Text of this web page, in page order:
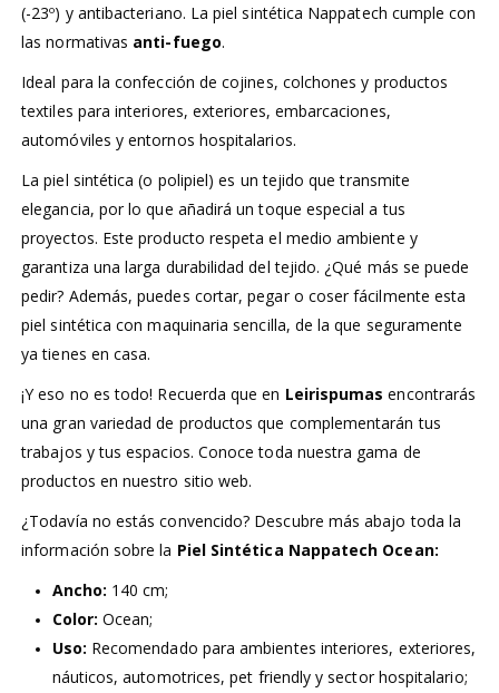
(-23º) y antibacteriano. La piel sintética Nappatech cumple con
las normativas anti-fuego.
Ideal para la confección de cojines, colchones y productos
textiles para interiores, exteriores, embarcaciones,
automóviles y entornos hospitalarios.
La piel sintética (o polipiel) es un tejido que transmite
elegancia, por lo que añadirá un toque especial a tus
proyectos. Este producto respeta el medio ambiente y
garantiza una larga durabilidad del tejido. ¿Qué más se puede
pedir? Además, puedes cortar, pegar o coser fácilmente esta
piel sintética con maquinaria sencilla, de la que seguramente
ya tienes en casa.
¡Y eso no es todo! Recuerda que en Leirispumas encontrarás
una gran variedad de productos que complementarán tus
trabajos y tus espacios. Conoce toda nuestra gama de
productos en nuestro sitio web.
¿Todavía no estás convencido? Descubre más abajo toda la
información sobre la Piel Sintética Nappatech Ocean:
Ancho: 140 cm;
Color: Ocean;
Uso: Recomendado para ambientes interiores, exteriores,
náuticos, automotrices, pet friendly y sector hospitalario;